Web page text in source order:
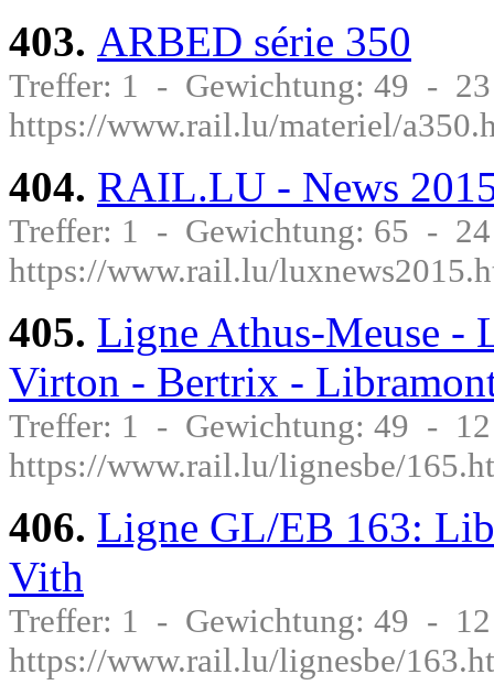
403. ARBED série 350
Treffer: 1 - Gewichtung: 49 -
https://www.rail.lu/materiel/
404. RAIL.LU - News
Treffer: 1 - Gewichtung: 65 -
https://www.rail.lu/
405. Ligne Athus-Meuse -
Virton - Bertrix -
Treffer: 1 - Gewichtung: 49 -
https://www.rail.lu/lignesbe/
406. Ligne GL/EB 163:
Vith
Treffer: 1 - Gewichtung: 49 -
https://www.rail.lu/lignesbe/